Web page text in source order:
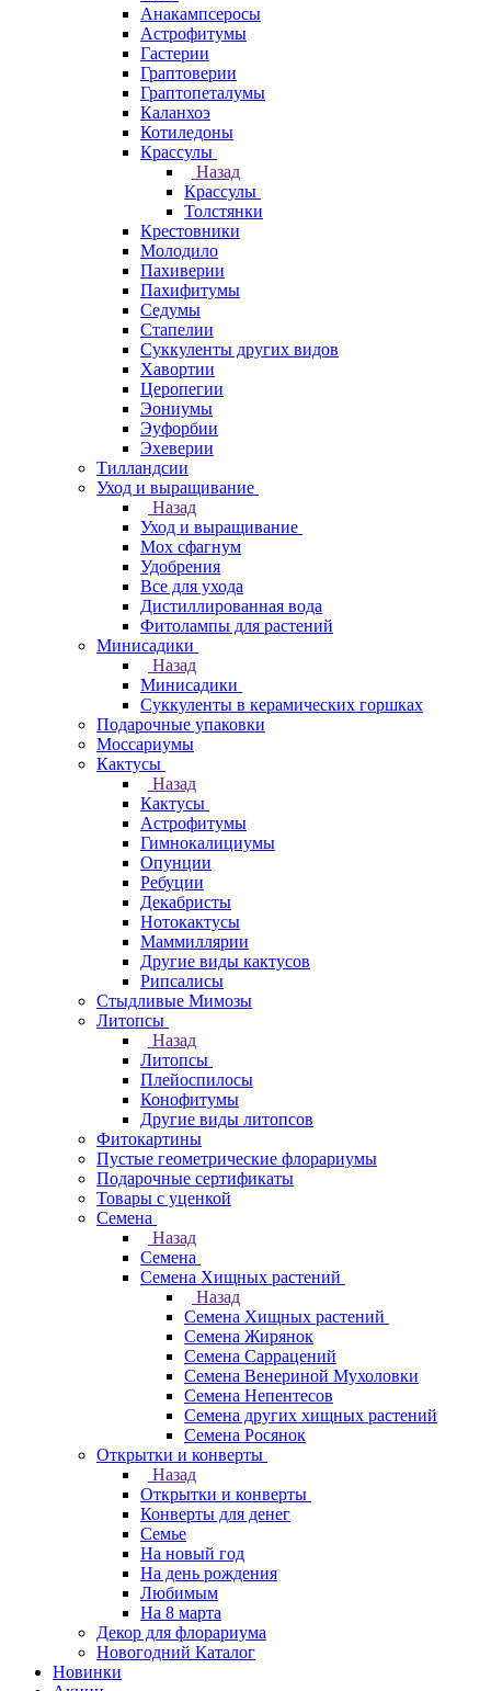
Анакампсеросы
Астрофитумы
Гастерии
Граптоверии
Граптопеталумы
Каланхоэ
Котиледоны
Крассулы
Назад
Крассулы
Толстянки
Крестовники
Молодило
Пахиверии
Пахифитумы
Седумы
Стапелии
Суккуленты других видов
Хавортии
Церопегии
Эониумы
Эуфорбии
Эхеверии
Тилландсии
Уход и выращивание
Назад
Уход и выращивание
Мох сфагнум
Удобрения
Все для ухода
Дистиллированная вода
Фитолампы для растений
Минисадики
Назад
Минисадики
Суккуленты в керамических горшках
Подарочные упаковки
Моссариумы
Кактусы
Назад
Кактусы
Астрофитумы
Гимнокалициумы
Опунции
Ребуции
Декабристы
Нотокактусы
Маммиллярии
Другие виды кактусов
Рипсалисы
Стыдливые Мимозы
Литопсы
Назад
Литопсы
Плейоспилосы
Конофитумы
Другие виды литопсов
Фитокартины
Пустые геометрические флорариумы
Подарочные сертификаты
Товары с уценкой
Семена
Назад
Семена
Семена Хищных растений
Назад
Семена Хищных растений
Семена Жирянок
Семена Саррацений
Семена Венериной Мухоловки
Семена Непентесов
Семена других хищных растений
Семена Росянок
Открытки и конверты
Назад
Открытки и конверты
Конверты для денег
Семье
На новый год
На день рождения
Любимым
На 8 марта
Декор для флорариума
Новогодний Каталог
Новинки